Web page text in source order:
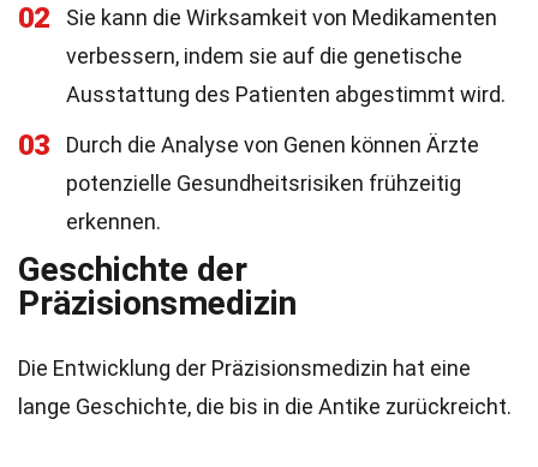
02
Sie kann die Wirksamkeit von Medikamenten
verbessern, indem sie auf die genetische
Ausstattung des Patienten abgestimmt wird.
03
Durch die Analyse von Genen können Ärzte
potenzielle Gesundheitsrisiken frühzeitig
erkennen.
Geschichte der
Präzisionsmedizin
Die Entwicklung der Präzisionsmedizin hat eine
lange Geschichte, die bis in die Antike zurückreicht.